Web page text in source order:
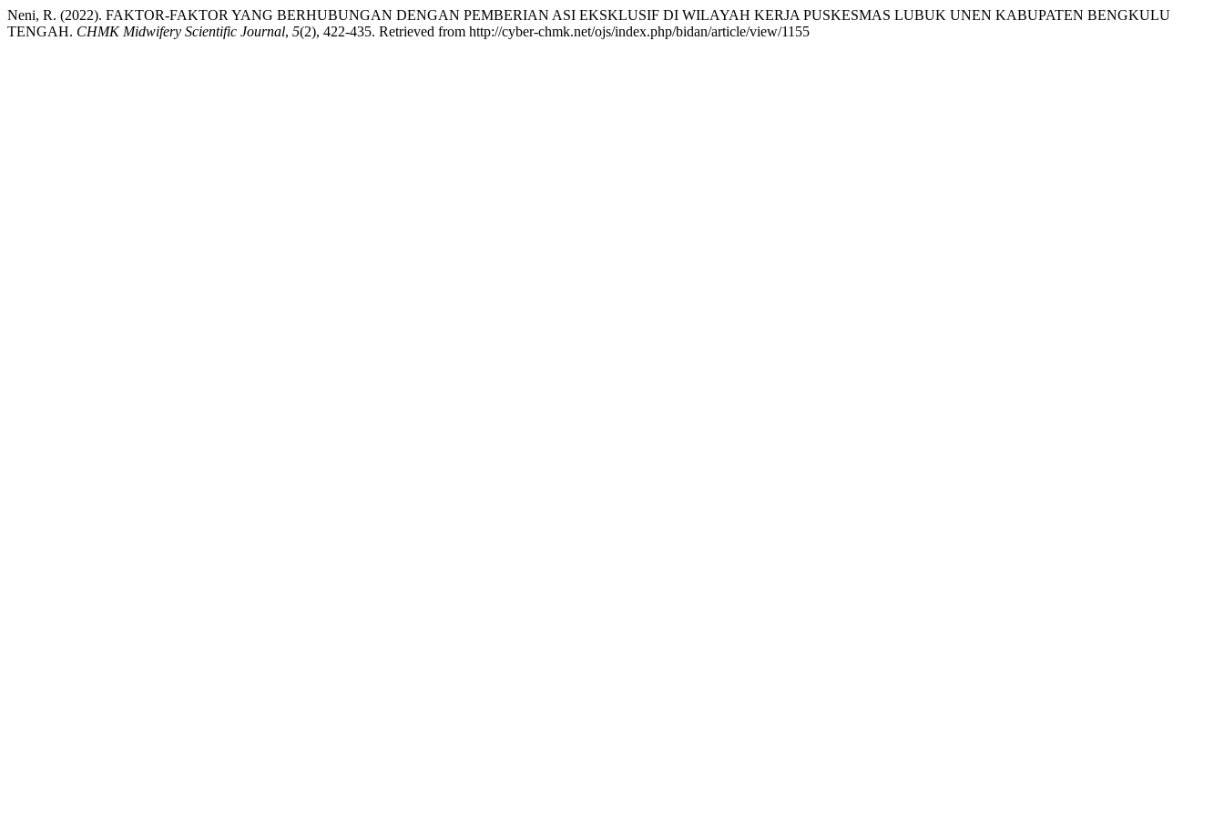
Neni, R. (2022). FAKTOR-FAKTOR YANG BERHUBUNGAN DENGAN PEMBERIAN ASI EKSKLUSIF DI WILAYAH KERJA PUSKESMAS LUBUK UNEN KABUPATEN BENGKULU
TENGAH. CHMK Midwifery Scientific Journal, 5(2), 422-435. Retrieved from http://cyber-chmk.net/ojs/index.php/bidan/article/view/1155